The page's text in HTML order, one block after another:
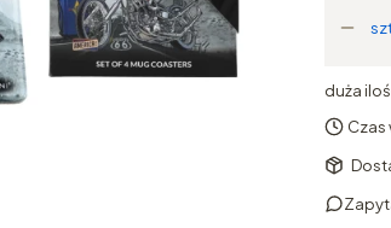
duża
Czas